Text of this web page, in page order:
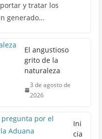
y tratar los
generado…
El angustioso
grito de la
naturaleza
3 de agosto de
2026
Ini
cia